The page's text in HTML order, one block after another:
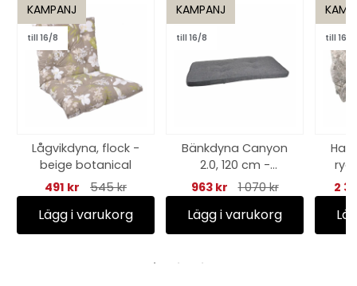
KAMPANJ
till 16/8
Lågvikdyna, flock -
beige botanical
491 kr
545 kr
Lägg i varukorg
KAMPANJ
till 16/8
Bänkdyna Canyon
2.0, 120 cm -
oxfordgrå
963 kr 1 070 kr
Lägg i varukorg
till 16/8
2